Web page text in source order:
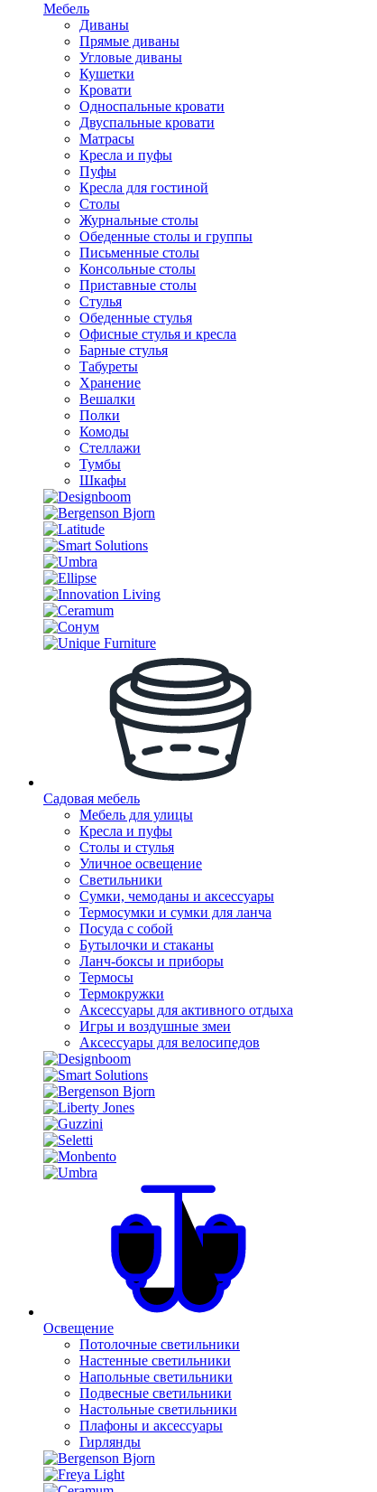
Мебель
Диваны
Прямые диваны
Угловые диваны
Кушетки
Кровати
Односпальные кровати
Двуспальные кровати
Матрасы
Кресла и пуфы
Пуфы
Кресла для гостиной
Столы
Журнальные столы
Обеденные столы и группы
Письменные столы
Консольные столы
Приставные столы
Стулья
Обеденные стулья
Офисные стулья и кресла
Барные стулья
Табуреты
Хранение
Вешалки
Полки
Комоды
Стеллажи
Тумбы
Шкафы
Садовая мебель
Мебель для улицы
Кресла и пуфы
Столы и стулья
Уличное освещение
Светильники
Сумки, чемоданы и аксессуары
Термосумки и сумки для ланча
Посуда с собой
Бутылочки и стаканы
Ланч-боксы и приборы
Термосы
Термокружки
Аксессуары для активного отдыха
Игры и воздушные змеи
Аксессуары для велосипедов
Освещение
Потолочные светильники
Настенные светильники
Напольные светильники
Подвесные светильники
Настольные светильники
Плафоны и аксессуары
Гирлянды